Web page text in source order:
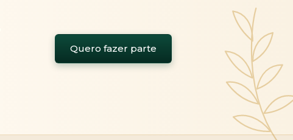
Quero fazer parte